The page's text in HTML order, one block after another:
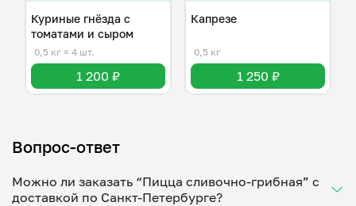
Куриные гнёзда с
томатами и сыром
0,5 кг ≈ 4 шт.
1 200 ₽
Капрезе
0,5 кг
1 250 ₽
Вопрос-ответ
Можно ли заказать “Пицца сливочно-грибная” с
доставкой по Санкт-Петербурге?